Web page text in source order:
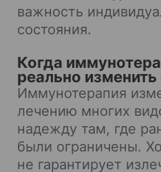
важность
состояния.
Когда
реально
Иммунотерапия
лечению многих
надежду там, где
были ограничены.
не гарантирует